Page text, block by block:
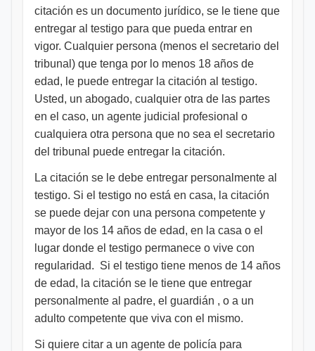
citación es un documento jurídico, se le tiene que
entregar al testigo para que pueda entrar en
vigor. Cualquier persona (menos el secretario del
tribunal) que tenga por lo menos 18 años de
edad, le puede entregar la citación al testigo.
Usted, un abogado, cualquier otra de las partes
en el caso, un agente judicial profesional o
cualquiera otra persona que no sea el secretario
del tribunal puede entregar la citación.
La citación se le debe entregar personalmente al
testigo. Si el testigo no está en casa, la citación
se puede dejar con una persona competente y
mayor de los 14 años de edad, en la casa o el
lugar donde el testigo permanece o vive con
regularidad. Si el testigo tiene menos de 14 años
de edad, la citación se le tiene que entregar
personalmente al padre, el guardián , o a un
adulto competente que viva con el mismo.
Si quiere citar a un agente de policía para